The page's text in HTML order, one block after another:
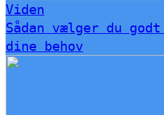
Viden
Sådan vælger du
dine behov